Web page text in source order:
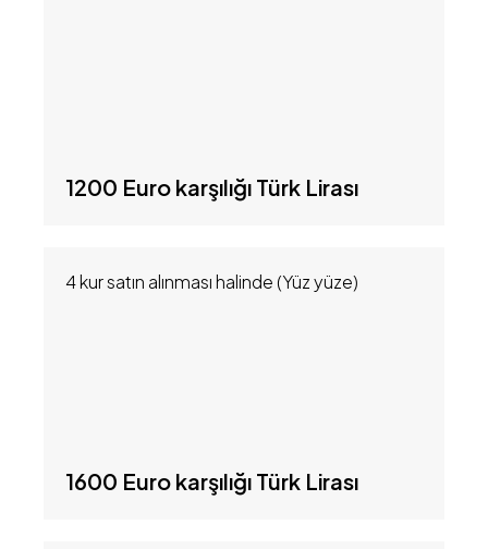
1200 Euro karşılığı Türk Lirası
4 kur satın alınması halinde (Yüz yüze)
1600 Euro karşılığı Türk Lirası